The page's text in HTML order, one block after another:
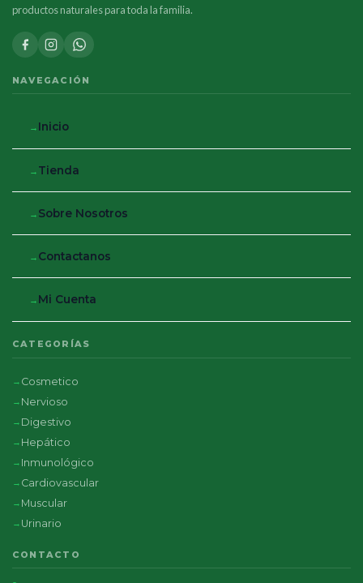
productos naturales para toda la familia.
NAVEGACIÓN
Inicio
Tienda
Sobre Nosotros
Contactanos
Mi Cuenta
CATEGORÍAS
Cosmetico
Nervioso
Digestivo
Hepático
Inmunológico
Cardiovascular
Muscular
Urinario
CONTACTO